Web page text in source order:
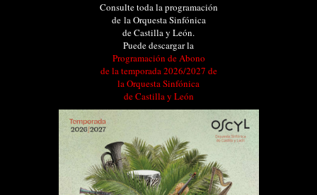
Consulte toda la programación
de la Orquesta Sinfónica
de Castilla y León.
Puede descargar la
Programación de Abono
de la temporada 2026/2027 de
la Orquesta Sinfónica
de Castilla y León